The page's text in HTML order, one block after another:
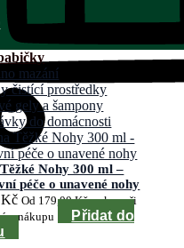
mazání
čistící prostředky
gely a šampony
do domácnosti
Nohy 300 ml –
péče o unavené nohy
Kč Od 179,00Kčza kus při
nákupu
Přidat do